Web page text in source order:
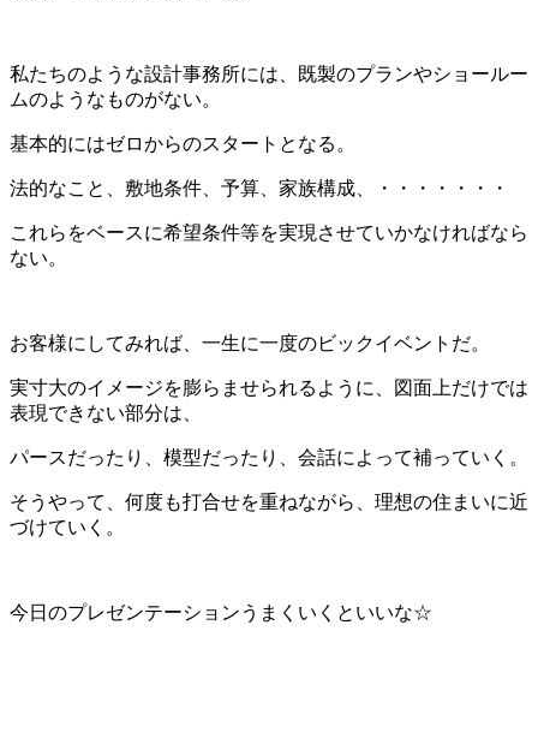
私たちのような設計事務所には、既製のプランやショールー
ムのようなものがない。
基本的にはゼロからのスタートとなる。
法的なこと、敷地条件、予算、家族構成、・・・・・・・
これらをベースに希望条件等を実現させていかなければなら
ない。
お客様にしてみれば、一生に一度のビックイベントだ。
実寸大のイメージを膨らませられるように、図面上だけでは
表現できない部分は、
パースだったり、模型だったり、会話によって補っていく。
そうやって、何度も打合せを重ねながら、理想の住まいに近
づけていく。
今日のプレゼンテーションうまくいくといいな☆